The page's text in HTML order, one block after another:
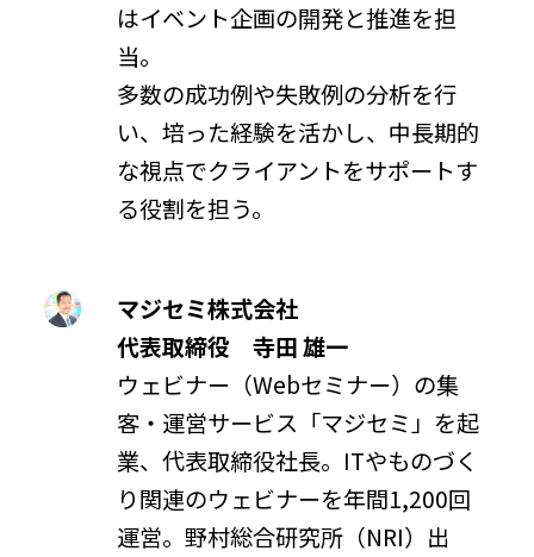
はイベント企画の開発と推進を担
当。
多数の成功例や失敗例の分析を行
い、培った経験を活かし、中長期的
な視点でクライアントをサポートす
る役割を担う。
マジセミ株式会社
代表取締役 寺田 雄一
ウェビナー（Webセミナー）の集
客・運営サービス「マジセミ」を起
業、代表取締役社長。ITやものづく
り関連のウェビナーを年間1,200回
運営。野村総合研究所（NRI）出